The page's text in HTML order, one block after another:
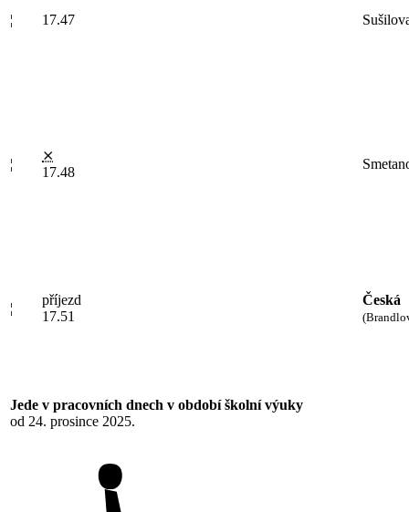
¦ 17.47
¦
⨯
17.48
¦
příjezd
17.51
Česká
Jede v pracovních dnech v období školní výuky
od 24. prosince 2025.